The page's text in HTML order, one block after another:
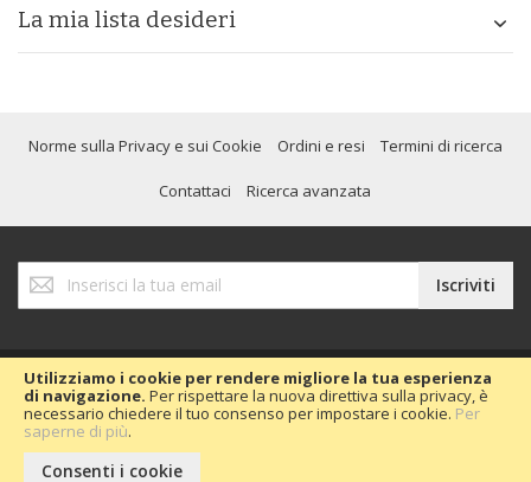
Utilizziamo i cookie per rendere migliore la tua esperienza
di navigazione. Per rispettare la nuova direttiva sulla privacy, è
necessario chiedere il tuo consenso per impostare i cookie. Per
saperne di più.
Consenti i cookie
La mia lista desideri
Norme sulla Privacy e sui Cookie Ordini e resi Termini di ricerca
Contattaci Ricerca avanzata
alla
nostra
Iscriviti
Copyright © 2020 Passion Car 2016.